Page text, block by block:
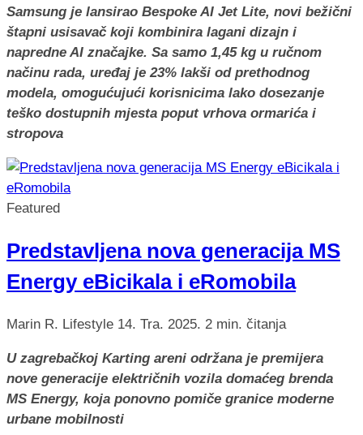
Samsung je lansirao Bespoke AI Jet Lite, novi bežični
štapni usisavač koji kombinira lagani dizajn i
napredne AI značajke. Sa samo 1,45 kg u ručnom
načinu rada, uređaj je 23% lakši od prethodnog
modela, omogućujući korisnicima lako dosezanje
teško dostupnih mjesta poput vrhova ormarića i
stropova
Featured
Predstavljena nova generacija MS
Energy eBicikala i eRomobila
Marin R. Lifestyle 14. Tra. 2025. 2 min. čitanja
U zagrebačkoj Karting areni održana je premijera
nove generacije električnih vozila domaćeg brenda
MS Energy, koja ponovno pomiče granice moderne
urbane mobilnosti